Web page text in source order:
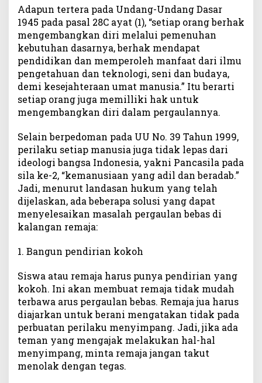
Adapun tertera pada Undang-Undang Dasar
1945 pada pasal 28C ayat (1), “setiap orang berhak
mengembangkan diri melalui pemenuhan
kebutuhan dasarnya, berhak mendapat
pendidikan dan memperoleh manfaat dari ilmu
pengetahuan dan teknologi, seni dan budaya,
demi kesejahteraan umat manusia.” Itu berarti
setiap orang juga memilliki hak untuk
mengembangkan diri dalam pergaulannya.
Selain berpedoman pada UU No. 39 Tahun 1999,
perilaku setiap manusia juga tidak lepas dari
ideologi bangsa Indonesia, yakni Pancasila pada
sila ke-2, “kemanusiaan yang adil dan beradab.”
Jadi, menurut landasan hukum yang telah
dijelaskan, ada beberapa solusi yang dapat
menyelesaikan masalah pergaulan bebas di
kalangan remaja:
1. Bangun pendirian kokoh
Siswa atau remaja harus punya pendirian yang
kokoh. Ini akan membuat remaja tidak mudah
terbawa arus pergaulan bebas. Remaja jua harus
diajarkan untuk berani mengatakan tidak pada
perbuatan perilaku menyimpang. Jadi, jika ada
teman yang mengajak melakukan hal-hal
menyimpang, minta remaja jangan takut
menolak dengan tegas.